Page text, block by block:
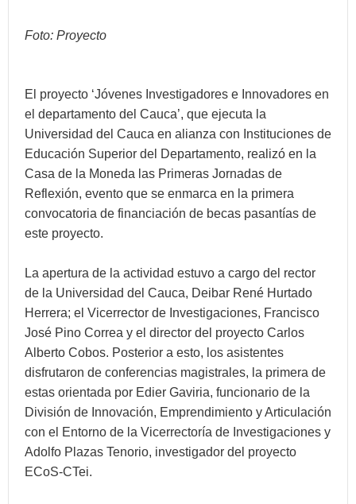
Foto: Proyecto
El proyecto ‘Jóvenes Investigadores e Innovadores en
el departamento del Cauca’, que ejecuta la
Universidad del Cauca en alianza con Instituciones de
Educación Superior del Departamento, realizó en la
Casa de la Moneda las Primeras Jornadas de
Reflexión, evento que se enmarca en la primera
convocatoria de financiación de becas pasantías de
este proyecto.
La apertura de la actividad estuvo a cargo del rector
de la Universidad del Cauca, Deibar René Hurtado
Herrera; el Vicerrector de Investigaciones, Francisco
José Pino Correa y el director del proyecto Carlos
Alberto Cobos. Posterior a esto, los asistentes
disfrutaron de conferencias magistrales, la primera de
estas orientada por Edier Gaviria, funcionario de la
División de Innovación, Emprendimiento y Articulación
con el Entorno de la Vicerrectoría de Investigaciones y
Adolfo Plazas Tenorio, investigador del proyecto
ECoS-CTei.